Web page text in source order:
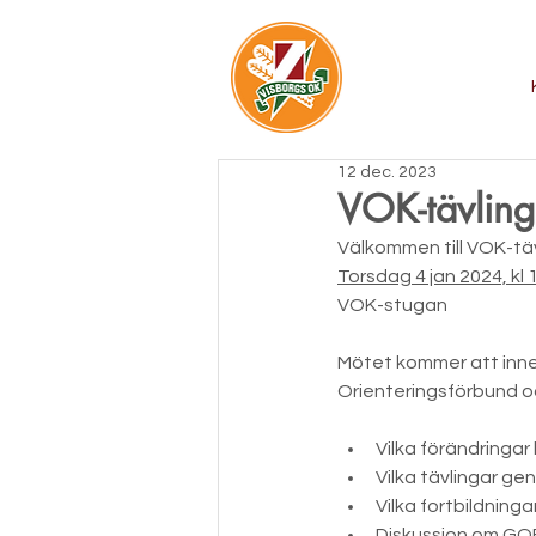
VOK-
12 dec. 2023
Välkommen till VOK-
Torsdag 4 jan 2024, kl
VOK-stugan
Mötet kommer att
Orienteringsförbund
Vilka
Vilka tävlingar
Vilka